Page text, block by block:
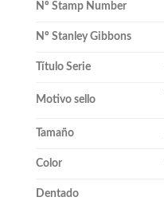
Nº Stamp Number
Nº Stanley Gibbons
Título Serie
Motivo sello
Tamaño
Color
Dentado